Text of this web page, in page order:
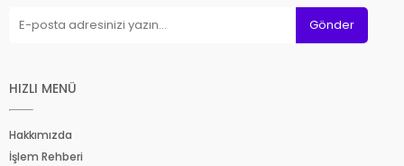
Gönder
HIZLI MENÜ
Hakkımızda
İşlem Rehberi